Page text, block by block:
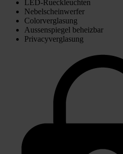
LED-Rueckleuchten
Nebelscheinwerfer
Colorverglasung
Aussenspiegel beheizbar
Privacyverglasung